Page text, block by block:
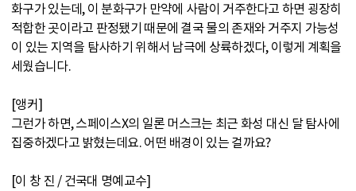
화구가 있는데, 이 분화구가 만약에 사람이 거주한다고 하면 굉장히
적합한 곳이라고 판정됐기 때문에 결국 물의 존재와 거주지 가능성
이 있는 지역을 탐사하기 위해서 남극에 상륙하겠다, 이렇게 계획을
세웠습니다.
[앵커]
그런가 하면, 스페이스X의 일론 머스크는 최근 화성 대신 달 탐사에
집중하겠다고 밝혔는데요. 어떤 배경이 있는 걸까요?
[이 창 진 / 건국대 명예교수]